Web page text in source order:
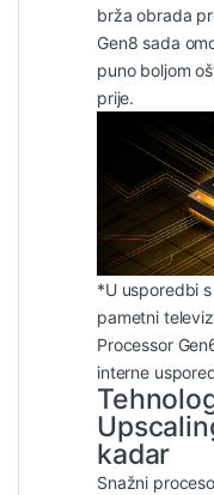
brža obrada
Gen8 sada
puno boljom
prije.
*U usporedbi
pametni
Processor
interne
kadar
Snažni